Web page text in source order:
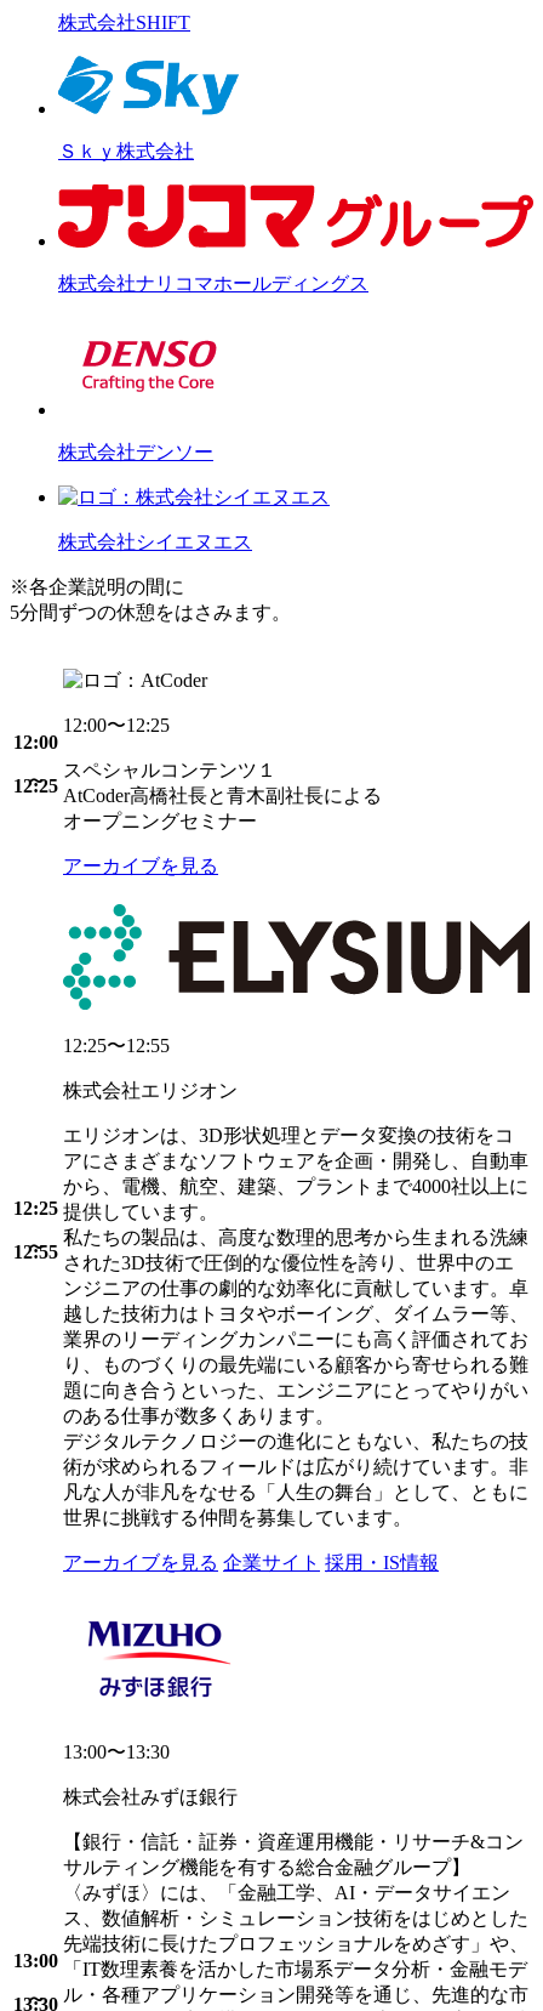
株式会社SHIFT
Ｓｋｙ株式会社
株式会社ナリコマホールディングス
株式会社デンソー
株式会社シイエヌエス
※各企業説明の間に
5分間ずつの休憩をはさみます。
12:00
12:25
12:00〜12:25
スペシャルコンテンツ１
AtCoder高橋社長と青木副社長による
オープニングセミナー
アーカイブを見る
12:25
12:55
12:25〜12:55
株式会社エリジオン
エリジオンは、3D形状処理とデータ変換の技術をコ
アにさまざまなソフトウェアを企画・開発し、自動車
から、電機、航空、建築、プラントまで4000社以上に
提供しています。
私たちの製品は、高度な数理的思考から生まれる洗練
された3D技術で圧倒的な優位性を誇り、世界中のエ
ンジニアの仕事の劇的な効率化に貢献しています。卓
越した技術力はトヨタやボーイング、ダイムラー等、
業界のリーディングカンパニーにも高く評価されてお
り、ものづくりの最先端にいる顧客から寄せられる難
題に向き合うといった、エンジニアにとってやりがい
のある仕事が数多くあります。
デジタルテクノロジーの進化にともない、私たちの技
術が求められるフィールドは広がり続けています。非
凡な人が非凡をなせる「人生の舞台」として、ともに
世界に挑戦する仲間を募集しています。
アーカイブを見る 企業サイト 採用・IS情報
13:00
13:30
13:00〜13:30
株式会社みずほ銀行
【銀行・信託・証券・資産運用機能・リサーチ&コン
サルティング機能を有する総合金融グループ】
〈みずほ〉には、「金融工学、AI・データサイエン
ス、数値解析・シミュレーション技術をはじめとした
先端技術に長けたプロフェッショナルをめざす」や、
「IT数理素養を活かした市場系データ分析・金融モデ
ル・各種アプリケーション開発等を通じ、先進的な市